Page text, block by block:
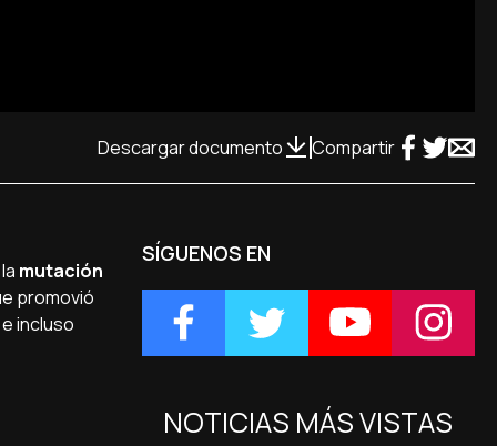
Descargar documento Compartir
mutación
promovió
incluso
SÍGUENOS EN
NOTICIAS MÁS VISTAS